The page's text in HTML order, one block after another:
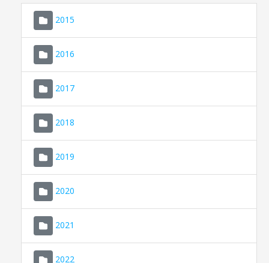
2015
2016
2017
2018
2019
2020
2021
2022